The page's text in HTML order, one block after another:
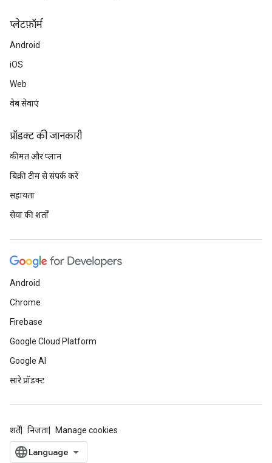
प्‍लेटफ़ॉर्म
Android
iOS
Web
वेब सेवाएं
प्रॉडक्ट की जानकारी
कीमत और प्लान
बिक्री टीम से संपर्क करें
सहायता
सेवा की शर्तों
Android
Chrome
Firebase
Google Cloud Platform
Google AI
सारे प्रॉडक्ट
शर्तें निजता Manage cookies